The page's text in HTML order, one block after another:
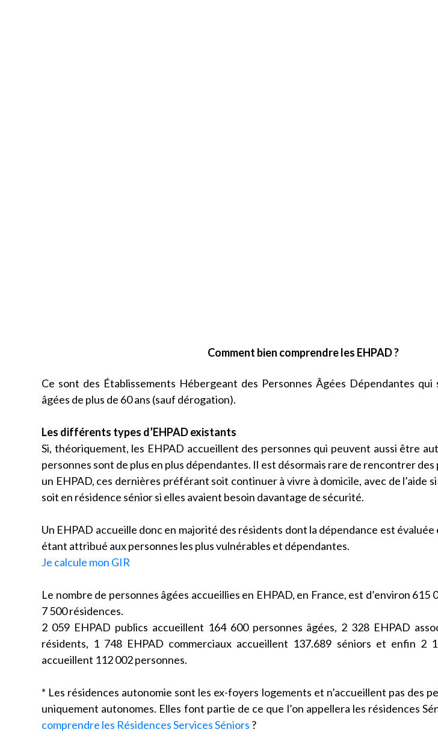
Comment bien comprendre les EHPAD ?
Ce sont des Établissements Hébergeant des Personnes Âgées Dépendantes qui
âgées de plus de 60 ans (sauf dérogation).
Les différents types d’EHPAD existants
Si, théoriquement, les EHPAD accueillent des personnes qui peuvent aussi être
personnes sont de plus en plus dépendantes. Il est désormais rare de rencontrer
un EHPAD, ces dernières préférant soit continuer à vivre à domicile, avec de l’aide
soit en résidence sénior si elles avaient besoin davantage de sécurité.
Un EHPAD accueille donc en majorité des résidents dont la dépendance est évaluée
étant attribué aux personnes les plus vulnérables et dépendantes.
Je calcule mon GIR
Le nombre de personnes âgées accueillies en EHPAD, en France, est d’environ
7 500 résidences.
2 059 EHPAD publics accueillent 164 600 personnes âgées, 2 328 EHPAD
résidents, 1 748 EHPAD commerciaux accueillent 137.689 séniors et enfin 2
accueillent 112 002 personnes.
* Les résidences autonomie sont les ex-foyers logements et n’accueillent pas des
uniquement autonomes. Elles font partie de ce que l’on appellera les résidences
comprendre les Résidences Services Séniors ?